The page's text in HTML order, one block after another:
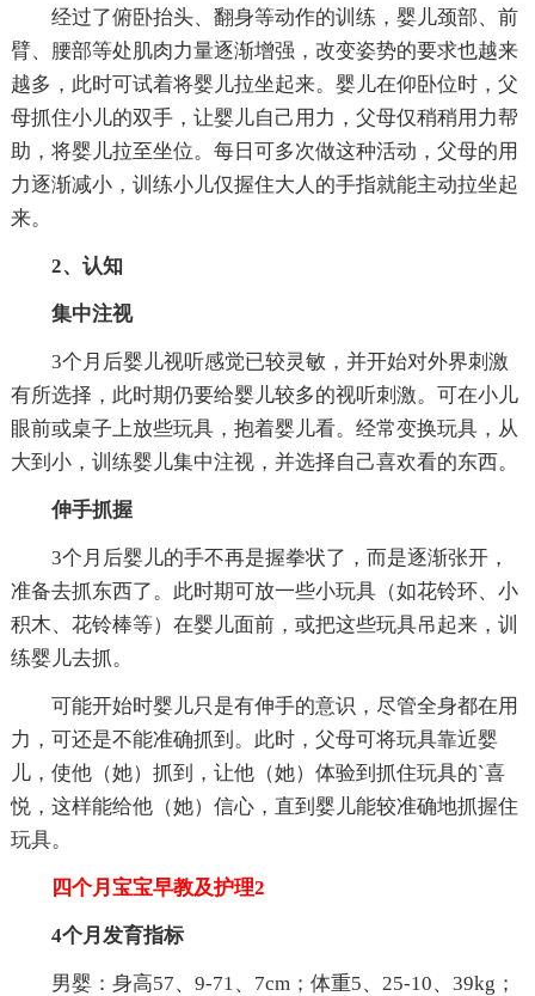
经过了俯卧抬头、翻身等动作的训练，婴儿颈部、前
臂、腰部等处肌肉力量逐渐增强，改变姿势的要求也越来
越多，此时可试着将婴儿拉坐起来。婴儿在仰卧位时，父
母抓住小儿的双手，让婴儿自己用力，父母仅稍稍用力帮
助，将婴儿拉至坐位。每日可多次做这种活动，父母的用
力逐渐减小，训练小儿仅握住大人的手指就能主动拉坐起
来。
2、认知
集中注视
3个月后婴儿视听感觉已较灵敏，并开始对外界刺激
有所选择，此时期仍要给婴儿较多的视听刺激。可在小儿
眼前或桌子上放些玩具，抱着婴儿看。经常变换玩具，从
大到小，训练婴儿集中注视，并选择自己喜欢看的东西。
伸手抓握
3个月后婴儿的手不再是握拳状了，而是逐渐张开，
准备去抓东西了。此时期可放一些小玩具（如花铃环、小
积木、花铃棒等）在婴儿面前，或把这些玩具吊起来，训
练婴儿去抓。
可能开始时婴儿只是有伸手的意识，尽管全身都在用
力，可还是不能准确抓到。此时，父母可将玩具靠近婴
儿，使他（她）抓到，让他（她）体验到抓住玩具的`喜
悦，这样能给他（她）信心，直到婴儿能较准确地抓握住
玩具。
四个月宝宝早教及护理2
4个月发育指标
男婴：身高57、9-71、7cm；体重5、25-10、39kg；